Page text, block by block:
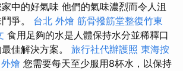
中的好氣味 他們的氣味濃烈而令人沮
爭。 台北 外燴 筋骨撥筋堂整復竹東
食用足夠的水是人體保持水分並稀釋口
佳解決方案。 旅行社代辦護照 東海按
燴 您需要每天至少服用8杯水，以保持